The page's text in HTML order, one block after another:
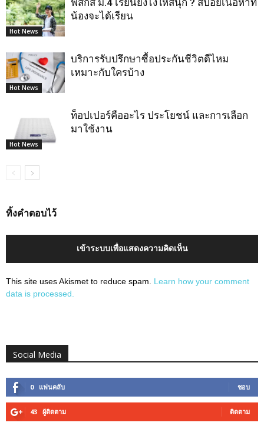
Hot News
ฟิสิกส์ ม.4 เรียนยังไงให้สนุก ? สปอยเนื้อหาที่
น้องจะได้เรียน
Hot News
บริการรับปรึกษาซื้อประกันชีวิตดีไหม
เหมาะกับใครบ้าง
Hot News
ท็อปเปอร์คืออะไร ประโยชน์ และการเลือก
มาใช้งาน
ทิ้งคำตอบไว้
เข้าระบบเพื่อแสดงความคิดเห็น
This site uses Akismet to reduce spam. Learn how your comment
data is processed.
Social Media
0 แฟนคลับ ชอบ
43 ผู้ติดตาม ติดตาม